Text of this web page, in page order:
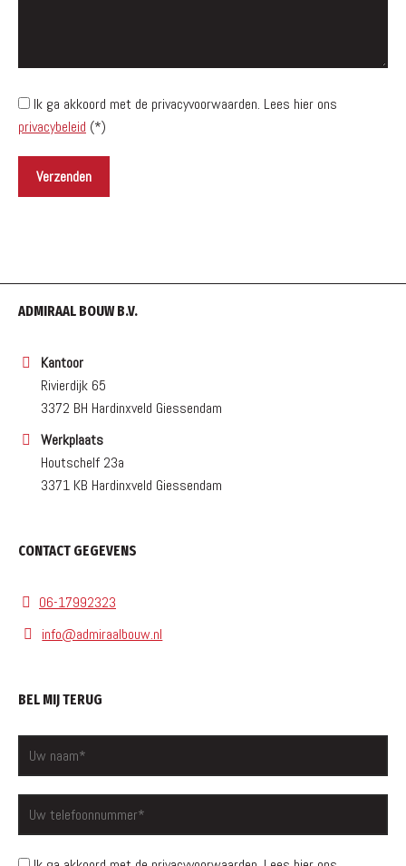
Ik ga akkoord met de privacyvoorwaarden. Lees hier ons
privacybeleid (*)
ADMIRAAL BOUW B.V.
Kantoor
Rivierdijk 65
3372 BH Hardinxveld Giessendam
Werkplaats
Houtschelf 23a
3371 KB Hardinxveld Giessendam
CONTACT GEGEVENS
06-17992323
info@admiraalbouw.nl
BEL MIJ TERUG